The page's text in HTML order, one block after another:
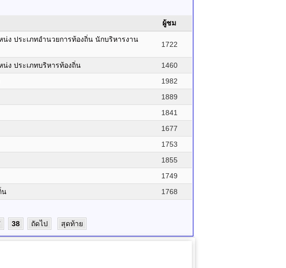
ผู้ชม
ง ประเภทอำนวยการท้องถิ่น นักบริหารงาน
1722
ง ประเภทบริหารท้องถิ่น
1460
1982
1889
1841
1677
1753
1855
1749
น
1768
38 ถัดไป สุดท้าย